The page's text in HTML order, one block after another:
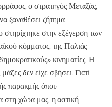
ο στρατηγός Μεταξάς,
ξαναθέσει ζήτημα
στην εξέγερση των
κόμματος, της Παλιάς
κινηματίες. Η
δεν είχε σβήσει. Γιατί
παρακμής όπου
στη χώρα μας, η αστική